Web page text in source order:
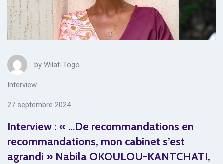
by Wilat-Togo
Interview
27 septembre 2024
Interview : « …De recommandations en
recommandations, mon cabinet s’est
agrandi » Nabila OKOULOU-KANTCHATI,